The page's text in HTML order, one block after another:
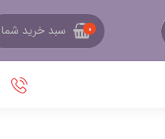
0 سبد خرید شما